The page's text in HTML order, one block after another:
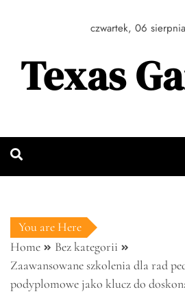
czwartek, 06
Texas
You are Here
Home
Bez kategorii
Zaawansowane szkolenia dla rad
podyplomowe jako klucz do